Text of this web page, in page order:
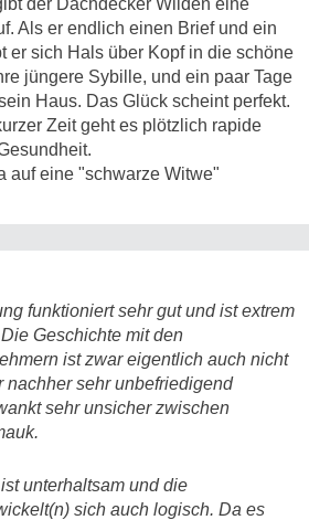
der Dachdecker Wilden eine
Als er endlich einen Brief und ein
er sich Hals über Kopf in die schöne
jüngere Sybille, und ein paar Tage
Haus. Das Glück scheint perfekt.
Zeit geht es plötzlich rapide
auf eine "schwarze Witwe"
funktioniert sehr gut und ist extrem
Geschichte mit den
ist zwar eigentlich auch nicht
nachher sehr unbefriedigend
sehr unsicher zwischen
unterhaltsam und die
sich auch logisch. Da es